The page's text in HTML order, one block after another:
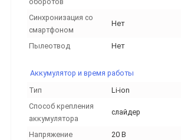
Синхронизация со
смартфоном
Нет
Пылеотвод Нет
Аккумулятор и время работы
Тип
Li-ion
Способ крепления
аккумулятора
слайдер
Напряжение 20 В